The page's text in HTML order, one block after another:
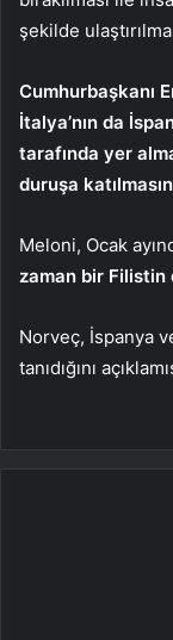
şekilde
Cumhurbaşkanı
İtalya’nın da
tarafında yer
duruşa
Meloni, Ocak
zaman bir Filistin
Norveç, İspanya
tanıdığını